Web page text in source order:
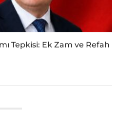
Tepkisi: Ek Zam ve Refah